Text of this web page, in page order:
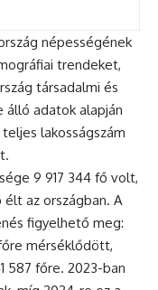
népességének
trendeket,
társadalmi és
álló adatok alapján
lakosságszám
9 917 344 fő volt,
az országban. A
figyelhető meg:
mérséklődött,
587 főre. 2023-ban